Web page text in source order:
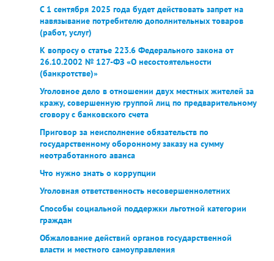
С 1 сентября 2025 года будет действовать запрет на
навязывание потребителю дополнительных товаров
(работ, услуг)
К вопросу о статье 223.6 Федерального закона от
26.10.2002 № 127-ФЗ «О несостоятельности
(банкротстве)»
Уголовное дело в отношении двух местных жителей за
кражу, совершенную группой лиц по предварительному
сговору с банковского счета
Приговор за неисполнение обязательств по
государственному оборонному заказу на сумму
неотработанного аванса
Что нужно знать о коррупции
Уголовная ответственность несовершеннолетних
Способы социальной поддержки льготной категории
граждан
Обжалование действий органов государственной
власти и местного самоуправления